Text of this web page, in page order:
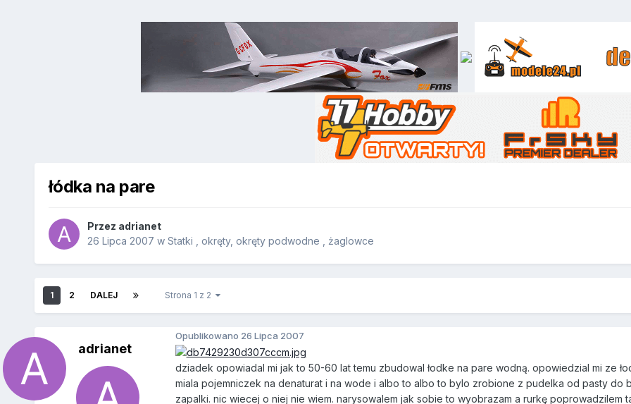
łódka na pare
Przez adrianet
26 Lipca 2007 w Statki , okręty, okręty podwodne , żaglowce
1 2 DALEJ Strona 1 z 2
adrianet
Opublikowano 26 Lipca 2007
dziadek opowiadal mi jak to 50-60 lat temu zbudowal łodke na pare wodną. opowiedzial mi ze
miala pojemniczek na denaturat i na wode i albo to albo to bylo zrobione z pudelka od pasty do
zapalki. nic wiecej o niej nie wiem. narysowalem jak sobie to wyobrazam a rurkę